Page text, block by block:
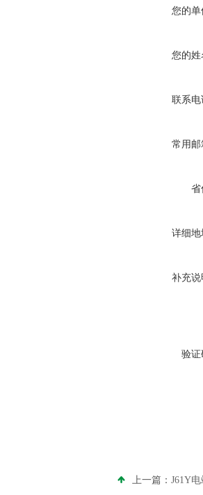
您的单
您的姓
联系电
常用邮
省
详细地
补充说
验证
上一篇： J61Y